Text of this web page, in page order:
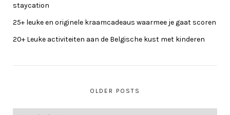
staycation
25+ leuke en originele kraamcadeaus waarmee je gaat scoren
20+ Leuke activiteiten aan de Belgische kust met kinderen
OLDER POSTS